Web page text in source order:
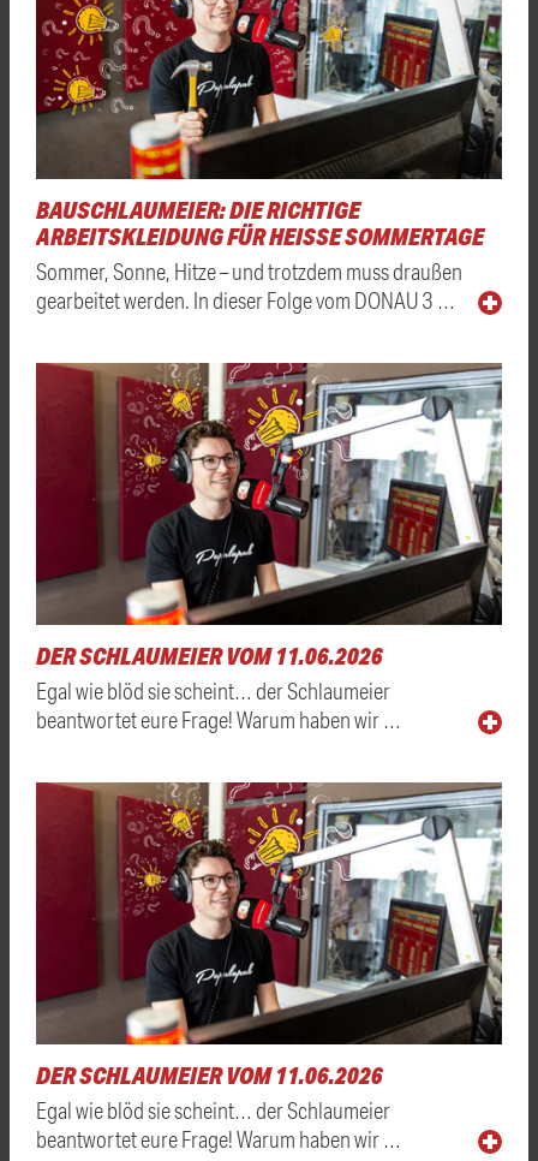
BAUSCHLAUMEIER: DIE RICHTIGE
ARBEITSKLEIDUNG FÜR HEISSE SOMMERTAGE
Sommer, Sonne, Hitze – und trotzdem muss draußen
gearbeitet werden. In dieser Folge vom DONAU 3 …
DER SCHLAUMEIER VOM 11.06.2026
Egal wie blöd sie scheint… der Schlaumeier
beantwortet eure Frage! Warum haben wir …
DER SCHLAUMEIER VOM 11.06.2026
Egal wie blöd sie scheint… der Schlaumeier
beantwortet eure Frage! Warum haben wir …